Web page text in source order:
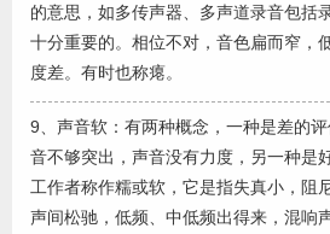
的意思，如多传声器、多声道录音包括
十分重要的。相位不对，音色扁而窄，
度差。有时也称瘪。
9、声音软：有两种概念，一种是差的
音不够突出，声音没有力度，另一种是
工作者称作糯或软，它是指失真小，阻
声间松驰，低频、中低频出得来，混响